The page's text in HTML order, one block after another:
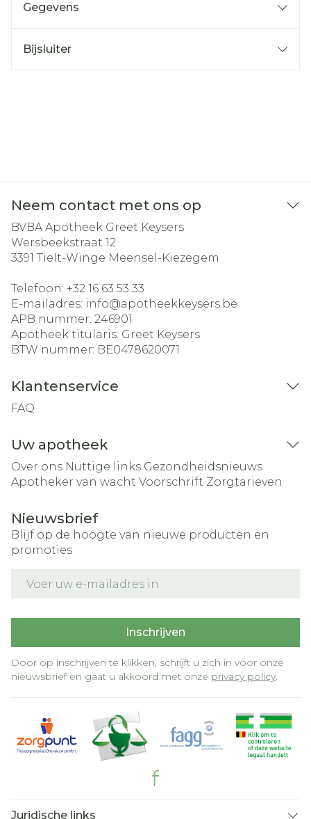
Gegevens
Bijsluiter
Neem contact met ons op
BVBA Apotheek Greet Keysers
Wersbeekstraat 12
3391 Tielt-Winge Meensel-Kiezegem
Telefoon: +32 16 63 53 33
E-mailadres: info@apotheekkeysers.be
APB nummer: 246901
Apotheek titularis: Greet Keysers
BTW nummer: BE0478620071
Klantenservice
FAQ
Uw apotheek
Over ons Nuttige links Gezondheidsnieuws
Apotheker van wacht Voorschrift Zorgtarieven
Nieuwsbrief
Blijf op de hoogte van nieuwe producten en
promoties
Inschrijven
Door op inschrijven te klikken, schrijft u zich in voor onze
nieuwsbrief en gaat u akkoord met onze privacy policy.
Juridische links